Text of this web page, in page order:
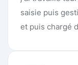
saisie puis
et puis chargé